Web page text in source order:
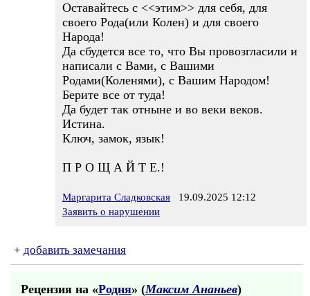
Оставайтесь с <<этим>> для себя, для
своего Рода(или Колен) и для своего
Народа!
Да сбудется все то, что Вы провозгласили и
написали с Вами, с Вашими
Родами(Коленями), с Вашим Народом!
Берите все от туда!
Да будет так отныне и во веки веков.
Истина.
Ключ, замок, язык!
П Р О Щ А Й Т Е.!
Маргарита Сладковская 19.09.2025 12:12
Заявить о нарушении
+ добавить замечания
Рецензия на «Родня» (Максим Ананьев)